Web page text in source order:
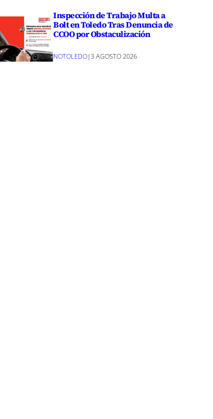
Inspección de Trabajo Multa a
Bolt en Toledo Tras Denuncia de
CCOO por Obstaculización
NOTOLEDO|3 AGOSTO 2026